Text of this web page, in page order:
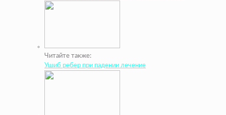
Читайте также:
Ушиб ребер при падении лечение